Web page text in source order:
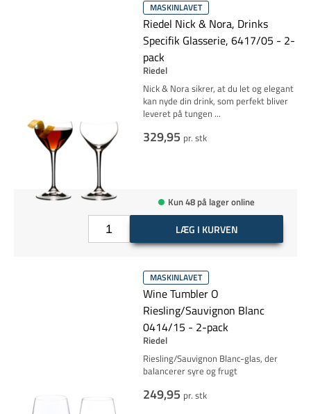
MASKINLAVET
Riedel Nick & Nora, Drinks
Specifik Glasserie, 6417/05 - 2-
pack
Riedel
Nick & Nora sikrer, at du let og elegant
kan nyde din drink, som perfekt bliver
leveret på tungen ...
329,95 pr. stk
Kun 48 på lager online
LÆG I KURVEN
MASKINLAVET
Wine Tumbler O
Riesling/Sauvignon Blanc
0414/15 - 2-pack
Riedel
Riesling/Sauvignon Blanc-glas, der
balancerer syre og frugt
249,95 pr. stk